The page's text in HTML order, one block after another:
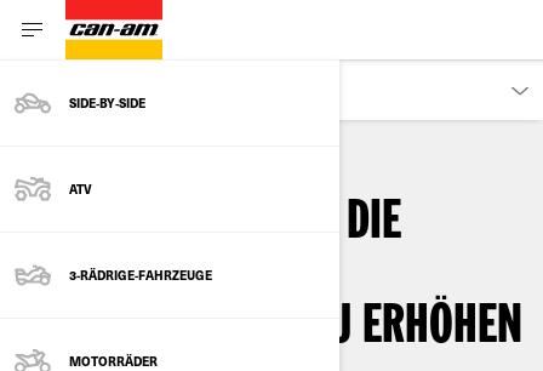
SIDE‑BY‑SIDE
ATV
3-RÄDRIGE-FAHRZEUGE
MOTORRÄDER
4 PROFI-TIPPS, UM DIE
REICHWEITE IHRER
MOTORRADTOUR ZU ERHÖHEN